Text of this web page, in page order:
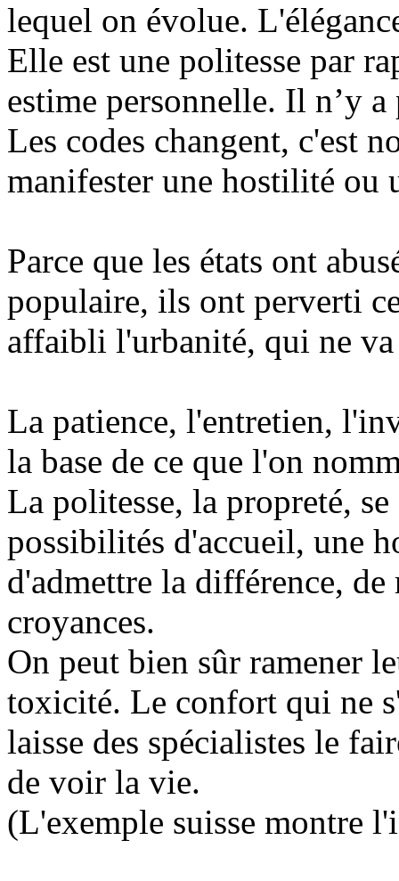
lequel on évolue.
Elle est une politesse par
estime personnelle. Il n’y
Les codes changent, c'est
manifester une hostilité ou
Parce que les états ont
populaire, ils ont perverti
affaibli l'urbanité, qui ne va
La patience, l'entretien,
la base de ce que l'on
La politesse, la propreté,
possibilités d'accueil, une
d'admettre la différence,
croyances.
On peut bien sûr ramener
toxicité. Le confort qui ne
laisse des spécialistes le
de voir la vie.
(L'exemple suisse montre